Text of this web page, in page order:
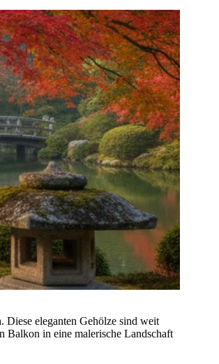
. Diese eleganten Gehölze sind weit
Balkon in eine malerische Landschaft